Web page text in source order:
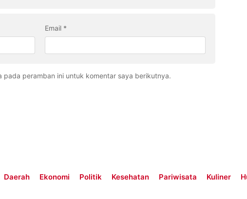
Email *
pada peramban ini untuk komentar saya berikutnya.
Daerah Ekonomi Politik Kesehatan Pariwisata Kuliner